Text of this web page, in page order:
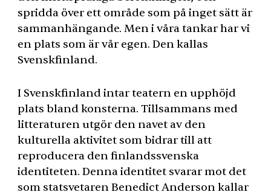
spridda över ett område som på inget sätt är
sammanhängande. Men i våra tankar har vi
en plats som är vår egen. Den kallas
Svenskfinland.
I Svenskfinland intar teatern en upphöjd
plats bland konsterna. Tillsammans med
litteraturen utgör den navet av den
kulturella aktivitet som bidrar till att
reproducera den finlandssvenska
identiteten. Denna identitet svarar mot det
som statsvetaren Benedict Anderson kallar